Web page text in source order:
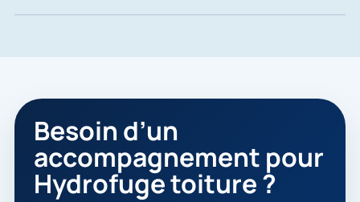
Besoin d’un
accompagnement pour
Hydrofuge toiture ?